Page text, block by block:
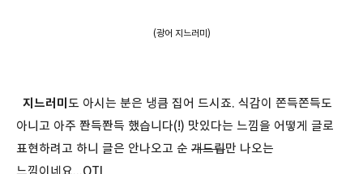
(광어 지느러미)
지느러미도 아시는 분은 냉큼 집어 드시죠. 식감이 쫀득쫀득도
아니고 아주 쫜득쫜득 했습니다(!) 맛있다는 느낌을 어떻게 글로
표현하려고 하니 글은 안나오고 순 개드립만 나오는